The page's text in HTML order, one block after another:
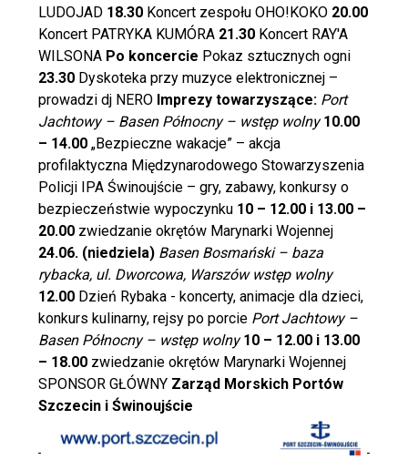
LUDOJAD 18.30 Koncert zespołu OHO!KOKO 20.00
Koncert PATRYKA KUMÓRA 21.30 Koncert RAY'A
WILSONA Po koncercie Pokaz sztucznych ogni
23.30 Dyskoteka przy muzyce elektronicznej –
prowadzi dj NERO Imprezy towarzyszące: Port
Jachtowy – Basen Północny – wstęp wolny 10.00
– 14.00 „Bezpieczne wakacje” – akcja
profilaktyczna Międzynarodowego Stowarzyszenia
Policji IPA Świnoujście – gry, zabawy, konkursy o
bezpieczeństwie wypoczynku 10 – 12.00 i 13.00 –
20.00 zwiedzanie okrętów Marynarki Wojennej
24.06. (niedziela) Basen Bosmański – baza
rybacka, ul. Dworcowa, Warszów wstęp wolny
12.00 Dzień Rybaka - koncerty, animacje dla dzieci,
konkurs kulinarny, rejsy po porcie Port Jachtowy –
Basen Północny – wstęp wolny 10 – 12.00 i 13.00
– 18.00 zwiedzanie okrętów Marynarki Wojennej
SPONSOR GŁÓWNY Zarząd Morskich Portów
Szczecin i Świnoujście